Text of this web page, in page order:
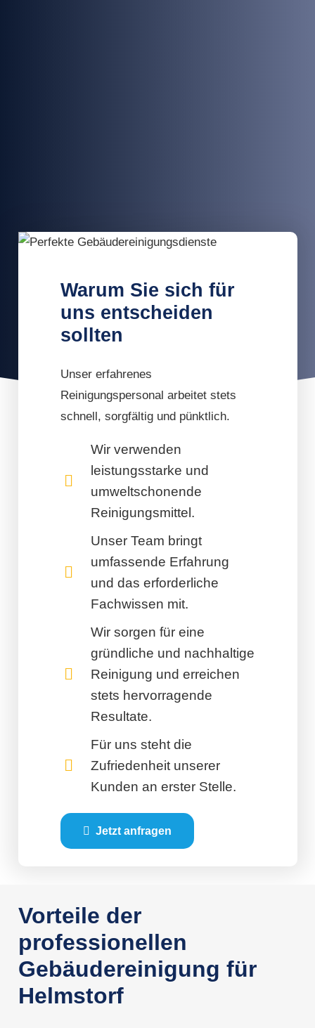
Warum Sie sich für
uns entscheiden
sollten
Unser erfahrenes
Reinigungspersonal arbeitet stets
schnell, sorgfältig und pünktlich.
Wir verwenden
leistungsstarke und
umweltschonende
Reinigungsmittel.
Unser Team bringt
umfassende Erfahrung
und das erforderliche
Fachwissen mit.
Wir sorgen für eine
gründliche und nachhaltige
Reinigung und erreichen
stets hervorragende
Resultate.
Für uns steht die
Zufriedenheit unserer
Kunden an erster Stelle.
Jetzt anfragen
Vorteile der
professionellen
Gebäudereinigung für
Helmstorf